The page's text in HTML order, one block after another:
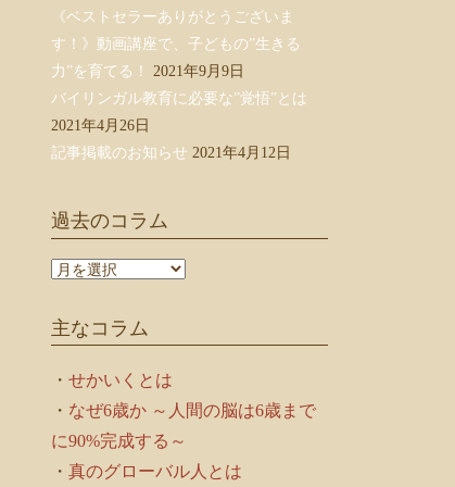
《ベストセラーありがとうございま
す！》動画講座で、子どもの”生きる
力”を育てる！
2021年9月9日
バイリンガル教育に必要な”覚悟”とは
2021年4月26日
記事掲載のお知らせ 2021年4月12日
過去のコラム
過
コ
ム
主なコラム
・ せかいくとは
・ なぜ6歳か ～人間の脳は6歳まで
に90%完成する～
・ 真のグローバル人とは